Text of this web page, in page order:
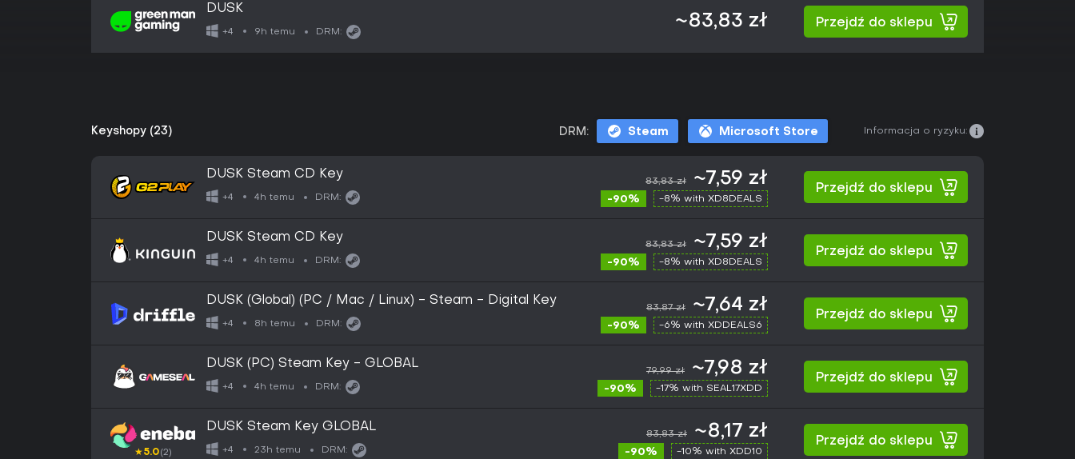
DUSK
+4 9h temu DRM:
~83,83 zł Przejdź do sklepu
Keyshopy (23) DRM: Steam Microsoft Store Informacja o ryzyku:
DUSK Steam CD Key
+4 4h temu DRM:
83,83 zł ~7,59 zł
-90% -8% with XD8DEALS
Przejdź do sklepu
DUSK Steam CD Key
+4 4h temu DRM:
83,83 zł ~7,59 zł
-90% -8% with XD8DEALS
Przejdź do sklepu
DUSK (Global) (PC / Mac / Linux) - Steam - Digital Key
+4 8h temu DRM:
83,87 zł ~7,64 zł
-90% -6% with XDDEALS6
Przejdź do sklepu
DUSK (PC) Steam Key - GLOBAL
+4 4h temu DRM:
79,99 zł ~7,98 zł
-90% -17% with SEAL17XDD
Przejdź do sklepu
★5.0(2)
DUSK Steam Key GLOBAL
+4 23h temu DRM:
83,83 zł ~8,17 zł
-90% -10% with XDD10
Przejdź do sklepu